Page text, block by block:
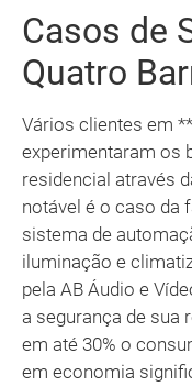
Casos de
Quatro
Vários clientes em
experimentaram os
residencial através
notável é o caso da
sistema de
iluminação e
pela AB Áudio e
a segurança de sua
em até 30% o
em economia